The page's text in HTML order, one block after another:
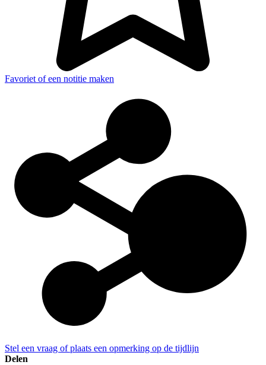
Favoriet of een notitie maken
Stel een vraag of plaats een opmerking op de tijdlijn
Delen